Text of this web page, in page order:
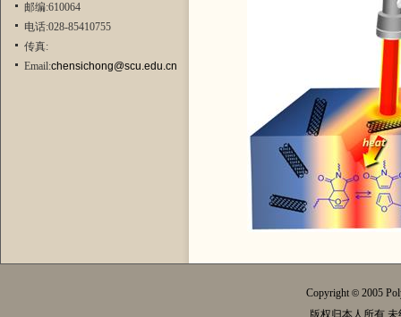
邮编:610064
电话:028-85410755
传真:
Email:chensichong@scu.edu.cn
Copyright© 2005
版权归本人所有,